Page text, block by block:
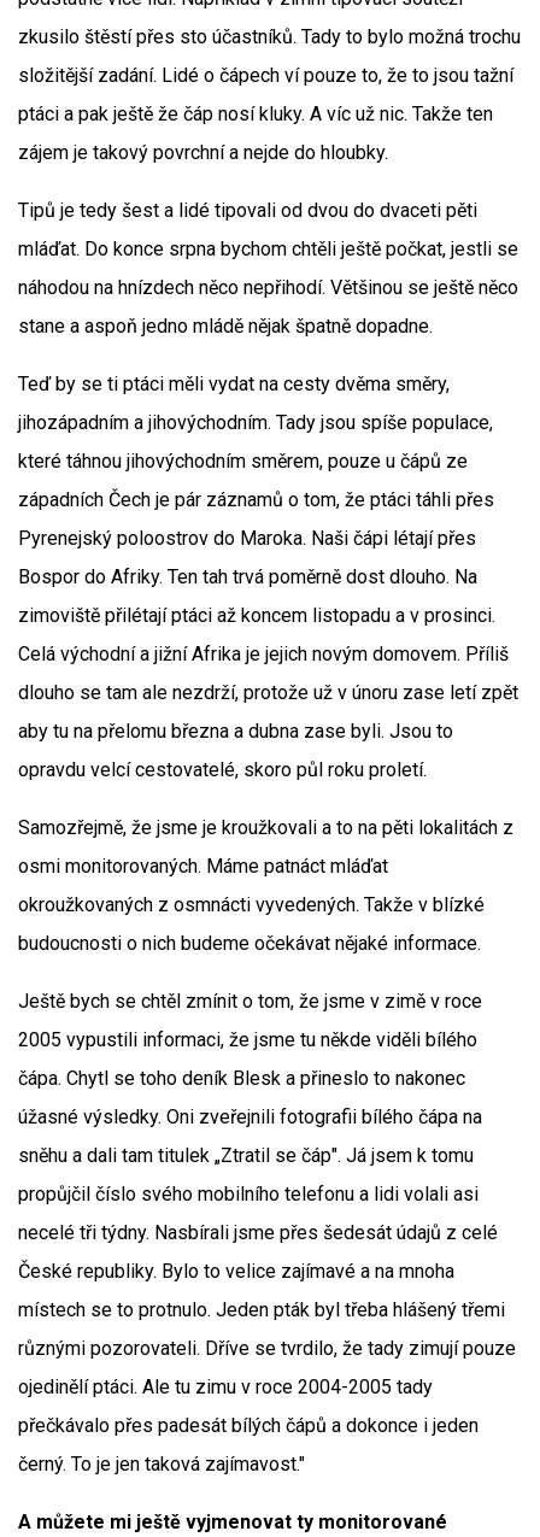
zkusilo štěstí přes sto účastníků. Tady to bylo možná trochu
složitější zadání. Lidé o čápech ví pouze to, že to jsou tažní
ptáci a pak ještě že čáp nosí kluky. A víc už nic. Takže ten
zájem je takový povrchní a nejde do hloubky.
Tipů je tedy šest a lidé tipovali od dvou do dvaceti pěti
mláďat. Do konce srpna bychom chtěli ještě počkat, jestli se
náhodou na hnízdech něco nepřihodí. Většinou se ještě něco
stane a aspoň jedno mládě nějak špatně dopadne.
Teď by se ti ptáci měli vydat na cesty dvěma směry,
jihozápadním a jihovýchodním. Tady jsou spíše populace,
které táhnou jihovýchodním směrem, pouze u čápů ze
západních Čech je pár záznamů o tom, že ptáci táhli přes
Pyrenejský poloostrov do Maroka. Naši čápi létají přes
Bospor do Afriky. Ten tah trvá poměrně dost dlouho. Na
zimoviště přilétají ptáci až koncem listopadu a v prosinci.
Celá východní a jižní Afrika je jejich novým domovem. Příliš
dlouho se tam ale nezdrží, protože už v únoru zase letí zpět
aby tu na přelomu března a dubna zase byli. Jsou to
opravdu velcí cestovatelé, skoro půl roku proletí.
Samozřejmě, že jsme je kroužkovali a to na pěti lokalitách z
osmi monitorovaných. Máme patnáct mláďat
okroužkovaných z osmnácti vyvedených. Takže v blízké
budoucnosti o nich budeme očekávat nějaké informace.
Ještě bych se chtěl zmínit o tom, že jsme v zimě v roce
2005 vypustili informaci, že jsme tu někde viděli bílého
čápa. Chytl se toho deník Blesk a přineslo to nakonec
úžasné výsledky. Oni zveřejnili fotografii bílého čápa na
sněhu a dali tam titulek „Ztratil se čáp". Já jsem k tomu
propůjčil číslo svého mobilního telefonu a lidi volali asi
necelé tři týdny. Nasbírali jsme přes šedesát údajů z celé
České republiky. Bylo to velice zajímavé a na mnoha
místech se to protnulo. Jeden pták byl třeba hlášený třemi
různými pozorovateli. Dříve se tvrdilo, že tady zimují pouze
ojedinělí ptáci. Ale tu zimu v roce 2004-2005 tady
přečkávalo přes padesát bílých čápů a dokonce i jeden
černý. To je jen taková zajímavost."
A můžete mi ještě vyjmenovat ty monitorované